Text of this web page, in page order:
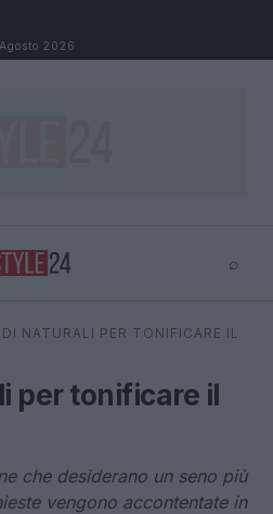
2026
⌕
⌕ ×
NATURALI PER TONIFICARE IL
per tonificare il
che desiderano un seno più
vengono accontentate in